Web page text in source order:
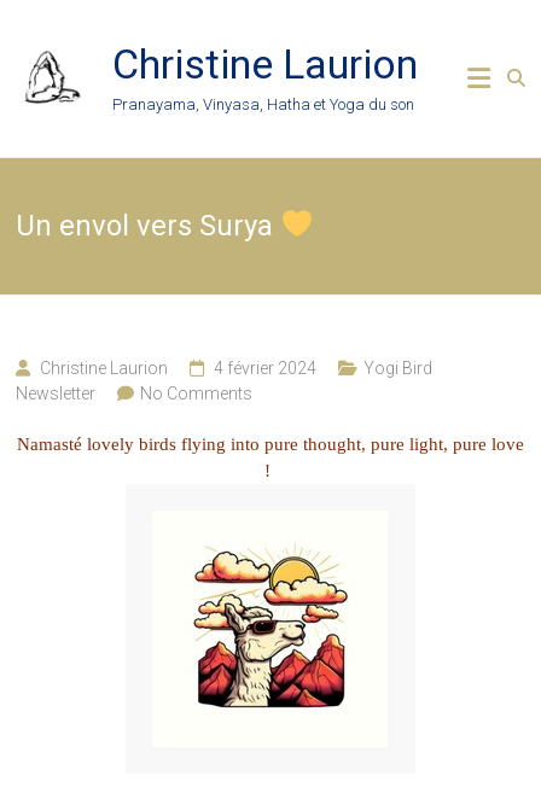
content
Christine Laurion
Pranayama, Vinyasa, Hatha et Yoga du son
Un envol vers Surya
Christine Laurion 4 février 2024
Yogi Bird
Newsletter
No Comments
Namasté lovely birds flying into pure thought, pure light, pure love
!